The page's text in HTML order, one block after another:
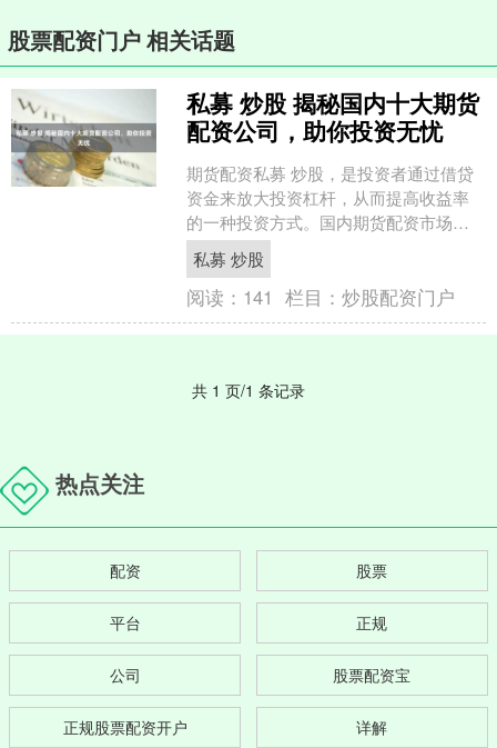
股票配资门户 相关话题
私募 炒股 揭秘国内十大期货
配资公司，助你投资无忧
期货配资私募 炒股，是投资者通过借贷
资金来放大投资杠杆，从而提高收益率
的一种投资方式。国内期货配资市场竞
争激烈，选择一家靠谱的配资公司至关
重要。 个人股票配资是....
私募 炒股
阅读： 141 栏目：炒股配资门户
共 1 页/1 条记录
热点关注
配资 股票
平台 正规
公司 股票配资宝
正规股票配资开户 详解